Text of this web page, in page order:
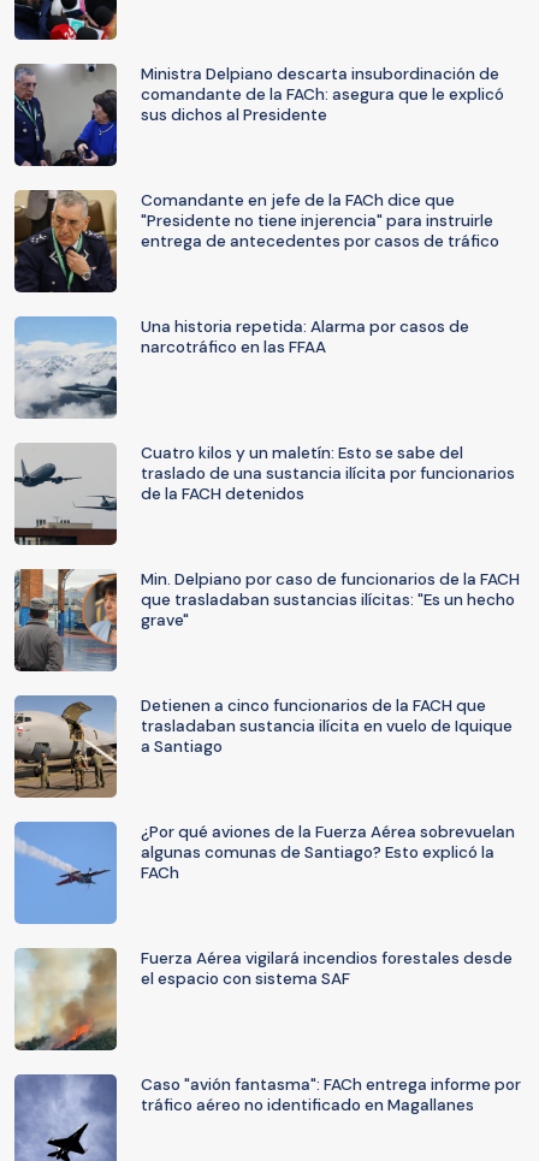
Ministra Delpiano descarta insubordinación de
comandante de la FACh: asegura que le explicó
sus dichos al Presidente
Comandante en jefe de la FACh dice que
"Presidente no tiene injerencia" para instruirle
entrega de antecedentes por casos de tráfico
Una historia repetida: Alarma por casos de
narcotráfico en las FFAA
Cuatro kilos y un maletín: Esto se sabe del
traslado de una sustancia ilícita por funcionarios
de la FACH detenidos
Min. Delpiano por caso de funcionarios de la FACH
que trasladaban sustancias ilícitas: "Es un hecho
grave"
Detienen a cinco funcionarios de la FACH que
trasladaban sustancia ilícita en vuelo de Iquique
a Santiago
¿Por qué aviones de la Fuerza Aérea sobrevuelan
algunas comunas de Santiago? Esto explicó la
FACh
Fuerza Aérea vigilará incendios forestales desde
el espacio con sistema SAF
Caso "avión fantasma": FACh entrega informe por
tráfico aéreo no identificado en Magallanes